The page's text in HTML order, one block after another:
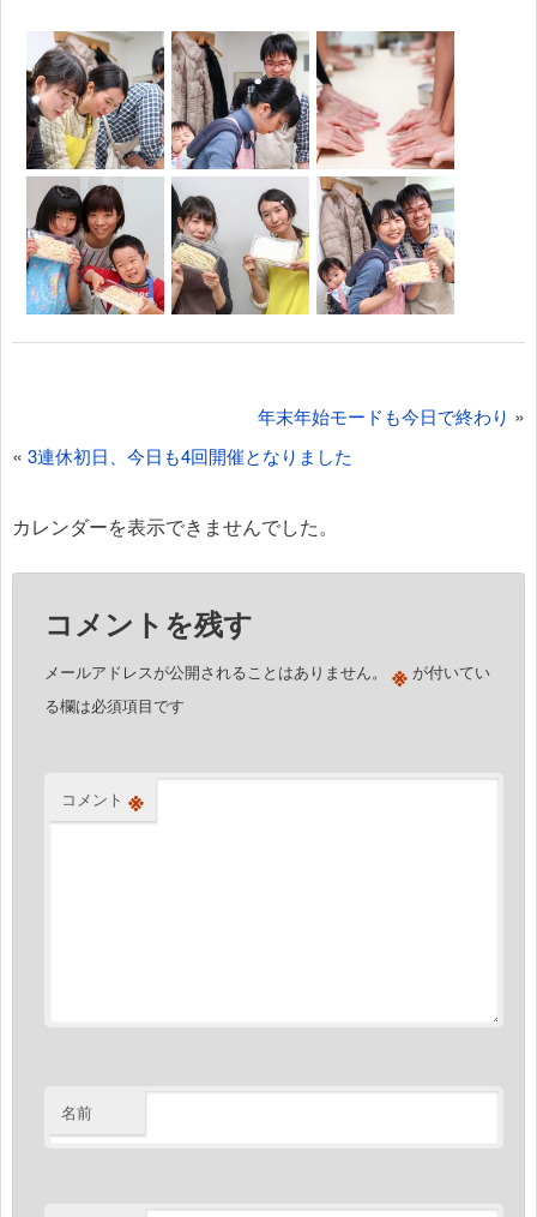
稿
ビ
年末年始モードも今日で終わり »
« 3連休初日、今日も4回開催となりました
カレンダーを表示できませんでした。
コメントを残す
メールアドレスが公開されることはありません。 ※が付いてい
る欄は必須項目です
コメント ※
名前